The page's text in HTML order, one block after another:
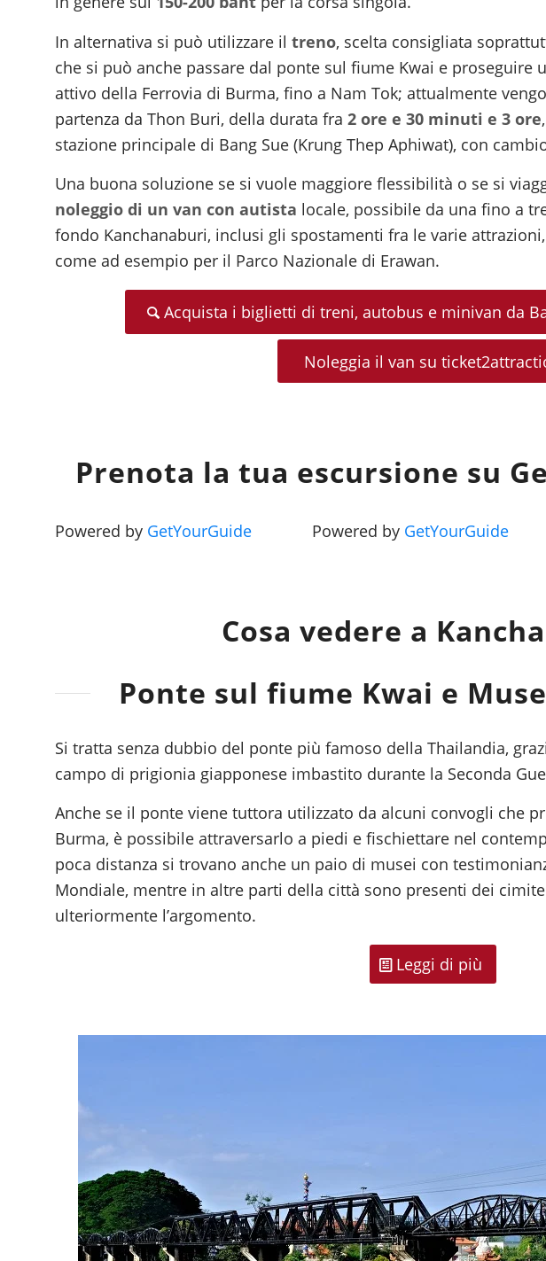
In alternativa si può utilizzare il treno, scelta consigliata
che si può anche passare dal ponte sul fiume Kwai e
attivo della Ferrovia di Burma, fino a Nam Tok; attualmente
partenza da Thon Buri, della durata fra 2 ore e 30 minuti e 3 ore
stazione principale di Bang Sue (Krung Thep Aphiwat), con
Una buona soluzione se si vuole maggiore flessibilità o se si
noleggio di un van con autista locale, possibile da una fino a
fondo Kanchanaburi, inclusi gli spostamenti fra le varie
come ad esempio per il Parco Nazionale di Erawan.
Acquista i biglietti di treni, autobus e minivan da
Noleggia il van su
Prenota la tua escursione su
Powered by GetYourGuide Powered by GetYourGuide
Cosa vedere a
Ponte sul fiume Kwai e
Si tratta senza dubbio del ponte più famoso della Thailandia,
campo di prigionia giapponese imbastito durante la Seconda
Anche se il ponte viene tuttora utilizzato da alcuni convogli che
Burma, è possibile attraversarlo a piedi e fischiettare nel
poca distanza si trovano anche un paio di musei con
Mondiale, mentre in altre parti della città sono presenti dei
ulteriormente l’argomento.
Leggi di più